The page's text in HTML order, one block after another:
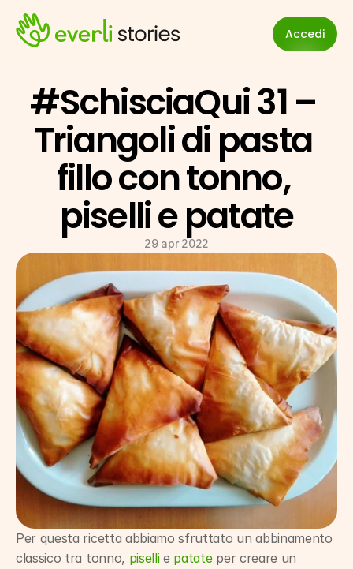
Accedi
#SchisciaQui 31 –
Triangoli di pasta
fillo con tonno,
piselli e patate
29 apr 2022
Per questa ricetta abbiamo sfruttato un abbinamento
classico tra tonno, piselli e patate per creare un